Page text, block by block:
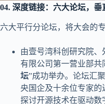
04. 深度链接：六大论坛，垂
六大平行分论坛，将大会的
由壹号湾科创研究院
有限公司第一营业部共
坛”成功举办。论坛汇
央国企及十余位专家的
探讨开源技术在驱动数